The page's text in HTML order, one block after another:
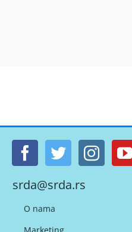
srda@srda.rs
O nama